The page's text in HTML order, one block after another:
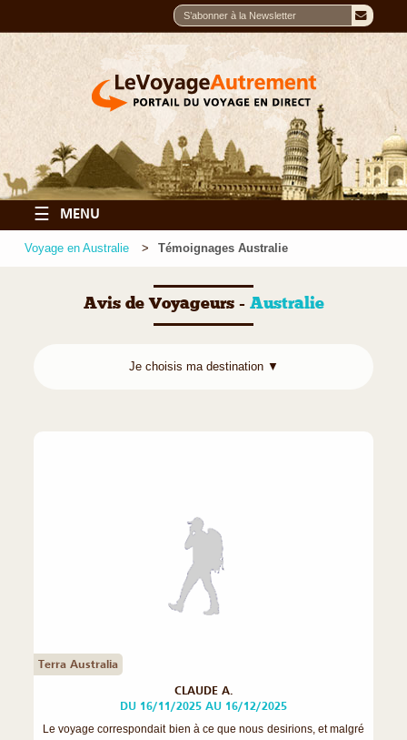
☰ MENU
Voyage en Australie Témoignages Australie
Avis de Voyageurs - Australie
Terra Australia
CLAUDE A.
DU 16/11/2025 AU 16/12/2025
Le voyage correspondait bien à ce que nous desirions, et malgré